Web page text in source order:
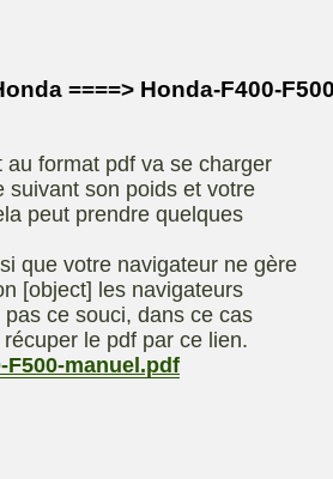
Motobineuse ou
Technique de
compostage
====> Honda-F400-
au format pdf va se charger
suivant son poids et votre
peut prendre quelques
que votre navigateur ne gère
[object] les navigateurs
pas ce souci, dans ce cas
le pdf par ce lien.
F500-manuel.pdf